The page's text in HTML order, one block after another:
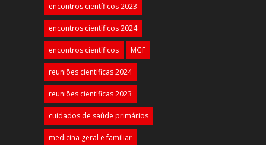
encontros científicos 2023
encontros científicos 2024
encontros científicos MGF
reuniões científicas 2024
reuniões científicas 2023
cuidados de saúde primários
medicina geral e familiar